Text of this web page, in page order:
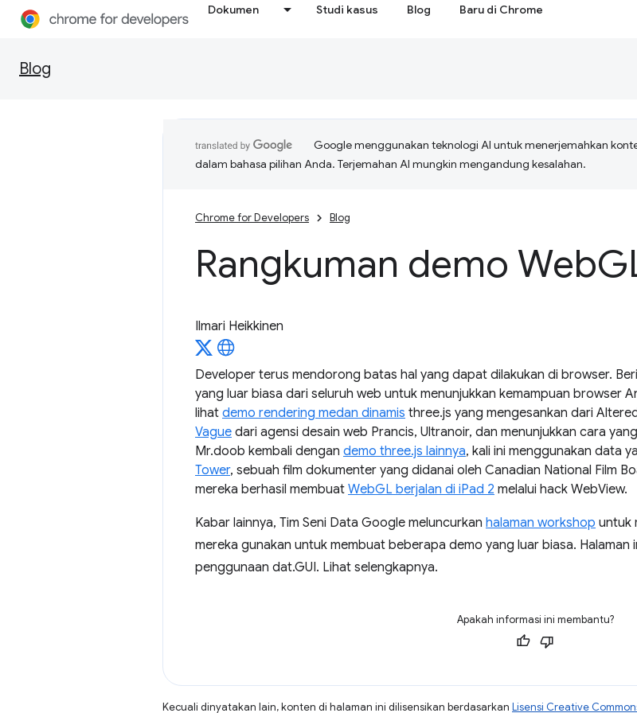
Dokumen Studi kasus Blog Baru di Chrome
Blog
Google menggunakan teknologi AI untuk menerjemahkan
dalam bahasa pilihan Anda. Terjemahan AI mungkin mengandung kesalahan.
Chrome for Developers Blog
Rangkuman demo Web
Ilmari Heikkinen
Developer terus mendorong batas hal yang dapat dilakukan di browser.
yang luar biasa dari seluruh web untuk menunjukkan kemampuan browser
lihat demo rendering medan dinamis three.js yang mengesankan dari
Vague dari agensi desain web Prancis, Ultranoir, dan menunjukkan cara
Mr.doob kembali dengan demo three.js lainnya, kali ini menggunakan data
Tower, sebuah film dokumenter yang didanai oleh Canadian National Film
mereka berhasil membuat WebGL berjalan di iPad 2 melalui hack WebView.
Kabar lainnya, Tim Seni Data Google meluncurkan halaman workshop untuk
mereka gunakan untuk membuat beberapa demo yang luar biasa.
penggunaan dat.GUI. Lihat selengkapnya.
Apakah informasi ini membantu?
Kecuali dinyatakan lain, konten di halaman ini dilisensikan berdasarkan Lisensi Creative